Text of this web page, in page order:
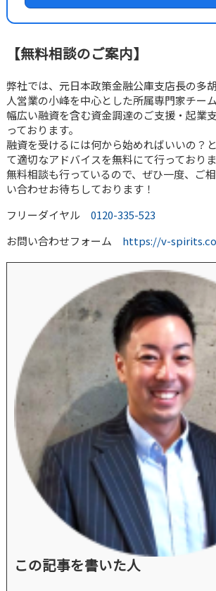
【無料相談のご案内】
弊社では、元日本政策金融公庫支店長の多
人営業の小峰を中心とした所属専門家チーム
幅広い融資を含む資金調達のご支援・起業
っております。
融資を受けるには何から始めればいいの？
て適切なアドバイスを無料にて行っておりま
無料相談も行っているので、ぜひ一度、ご
い合わせお待ちしております！
フリーダイヤル 0120-335-523
お問い合わせフォーム https://v-
この記事を書いた人